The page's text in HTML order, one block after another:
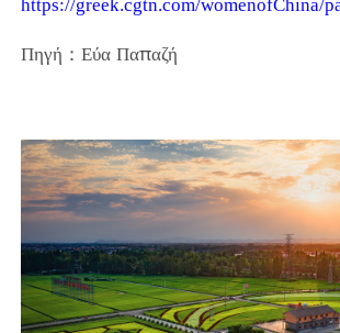
https://greek.cgtn.com/womenofChina/
Πηγή：Εύα Παπαζή